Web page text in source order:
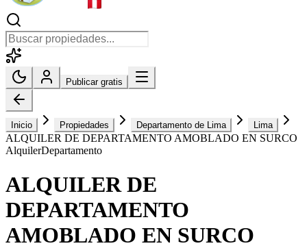
Publicar gratis
Inicio Propiedades Departamento de Lima Lima
ALQUILER DE DEPARTAMENTO AMOBLADO EN SURCO
AlquilerDepartamento
ALQUILER DE
DEPARTAMENTO
AMOBLADO EN SURCO